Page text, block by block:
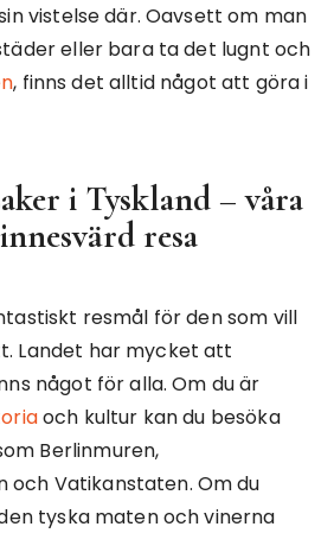
vistelse där. Oavsett om man
eller bara ta det lugnt och
, finns det alltid något att göra i
i Tyskland – våra
resa
resmål för den som vill
Landet har mycket att
något för alla. Om du är
och kultur kan du besöka
Berlinmuren,
och Vatikanstaten. Om du
tyska maten och vinerna